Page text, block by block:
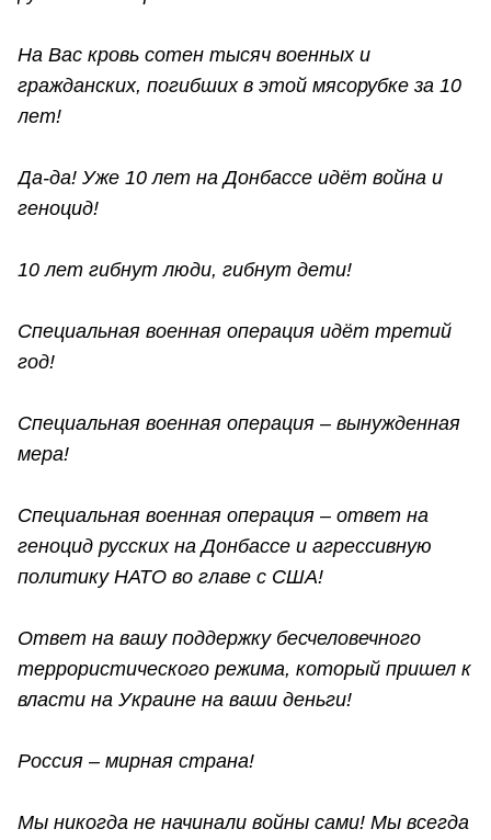
На Вас кровь сотен тысяч военных и
гражданских, погибших в этой мясорубке за 10
лет!
Да-да! Уже 10 лет на Донбассе идёт война и
геноцид!
10 лет гибнут люди, гибнут дети!
Специальная военная операция идёт третий
год!
Специальная военная операция – вынужденная
мера!
Специальная военная операция – ответ на
геноцид русских на Донбассе и агрессивную
политику НАТО во главе с США!
Ответ на вашу поддержку бесчеловечного
террористического режима, который пришел к
власти на Украине на ваши деньги!
Россия – мирная страна!
Мы никогда не начинали войны сами! Мы всегда